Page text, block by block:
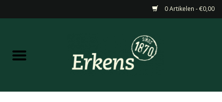
0 Artikelen - €0,00
Home